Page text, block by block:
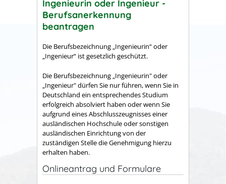
Ingenieurin oder Ingenieur -
Berufsanerkennung
beantragen
Die Berufsbezeichnung „Ingenieurin“ oder
„Ingenieur“ ist gesetzlich geschützt.
Die Berufsbezeichnung „Ingenieurin" oder
„Ingenieur" dürfen Sie nur führen, wenn Sie in
Deutschland ein entsprechendes Studium
erfolgreich absolviert haben oder wenn Sie
aufgrund eines Abschlusszeugnisses einer
ausländischen Hochschule oder sonstigen
ausländischen Einrichtung von der
zuständigen Stelle die Genehmigung hierzu
erhalten haben.
Onlineantrag und Formulare